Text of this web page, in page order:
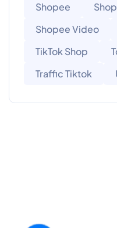
Shopee
Shopee Video
TikTok Shop
Traffic Tiktok